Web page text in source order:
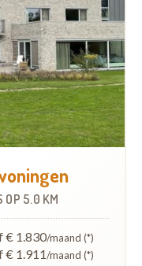
OP 5.0 KM
€ 1.830/maand (*)
€ 1.911/maand (*)